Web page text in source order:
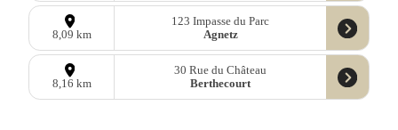
8,09 km
123 Impasse du Parc
Agnetz
8,16 km
30 Rue du Château
Berthecourt